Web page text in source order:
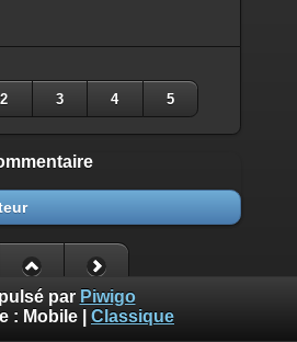
2 3 4 5
par Piwigo
: Mobile Classique